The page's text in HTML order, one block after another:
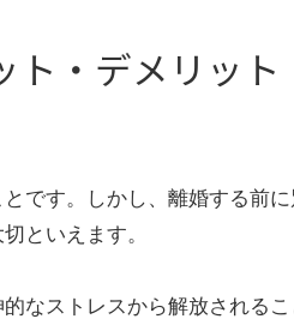
ト・デメリット
です。しかし、離婚する前に
といえます。
なストレスから解放される